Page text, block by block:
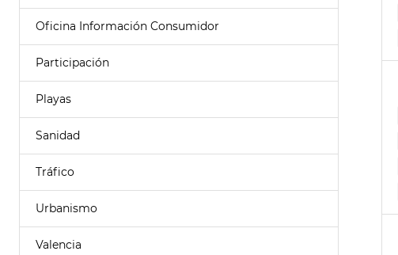
Oficina Información Consumidor
Participación
Playas
Sanidad
Tráfico
Urbanismo
Valencia